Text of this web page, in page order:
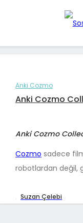
Anki Cozmo
Anki Cozmo
Anki Cozmo
Cozmo sadece
robotlardan değil,
. Suzan Çelebi